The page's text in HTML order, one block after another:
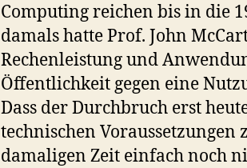
Computing reichen bis in die
damals hatte Prof. John
Rechenleistung und
Öffentlichkeit gegen eine
Dass der Durchbruch erst
technischen Voraussetzungen
damaligen Zeit einfach noch